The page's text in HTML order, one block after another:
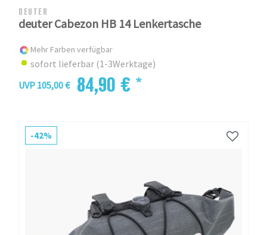
DEUTER
deuter Cabezon HB 14 Lenkertasche
Mehr Farben verfügbar
sofort lieferbar (1-3Werktage)
UVP 105,00 €
84,90 € *
-42%